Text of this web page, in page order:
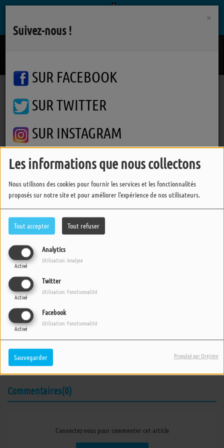
Les informations que nous collectons
Nous utilisons des cookies pour fournir les services et les fonctionnalités
proposés sur notre site et pour améliorer l'expérience de nos utilisateurs.
Tout accepter Tout refuser
Analytics
Activé
Utilisation: Analyse
Twitter
Activé
Utilisation: Fonctionnalité
Facebook
Activé
Utilisation: Fonctionnalité
Sauvegarder Propulsé par Orejime
Podcasts L'info des Pipelettes
L'info des Pipelettes
04 MARS 2026 - 853 VUES
ÉCOUTER LE PODCAST TÉLÉCHARGER LE PODCAST
Emission du mercredi 4 mars 2026.
Commentaires(0)
Connectez-vous pour commenter cet article
×
Suivez-nous !
SUR FACEBOOK
SUR TWITTER
SUR INSTAGRAM
FERMER